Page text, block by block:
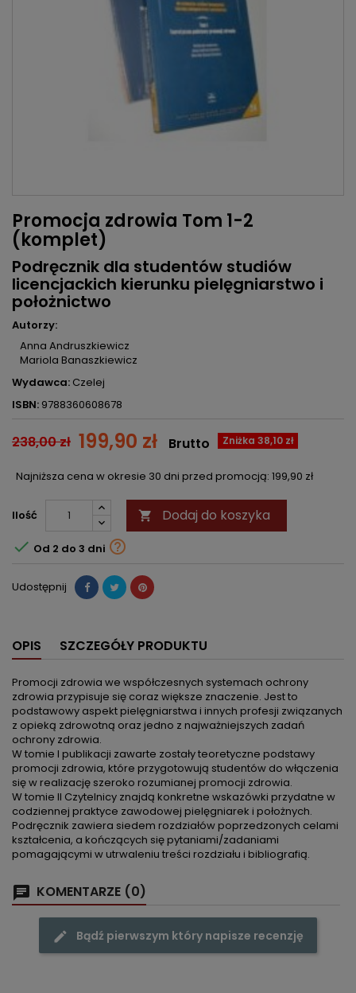
Promocja zdrowia Tom 1-2
(komplet)
Podręcznik dla studentów studiów
licencjackich kierunku pielęgniarstwo i
położnictwo
Autorzy:
Anna Andruszkiewicz
Mariola Banaszkiewicz
Wydawca: Czelej
ISBN: 9788360608678
238,00 zł 199,90 zł Zniżka 38,10 zł
Brutto
Najniższa cena w okresie 30 dni przed promocją: 199,90 zł
Ilość  Dodaj do koszyka
 Od 2 do 3 dni 
Udostępnij
OPIS SZCZEGÓŁY PRODUKTU
Promocji zdrowia we współczesnych systemach ochrony
zdrowia przypisuje się coraz większe znaczenie. Jest to
podstawowy aspekt pielęgniarstwa i innych profesji związanych
z opieką zdrowotną oraz jedno z najważniejszych zadań
ochrony zdrowia.
W tomie I publikacji zawarte zostały teoretyczne podstawy
promocji zdrowia, które przygotowują studentów do włączenia
się w realizację szeroko rozumianej promocji zdrowia.
W tomie II Czytelnicy znajdą konkretne wskazówki przydatne w
codziennej praktyce zawodowej pielęgniarek i położnych.
Podręcznik zawiera siedem rozdziałów poprzedzonych celami
kształcenia, a kończących się pytaniami/zadaniami
pomagającymi w utrwaleniu treści rozdziału i bibliografią.
KOMENTARZE (0)
Bądź pierwszym który napisze recenzję